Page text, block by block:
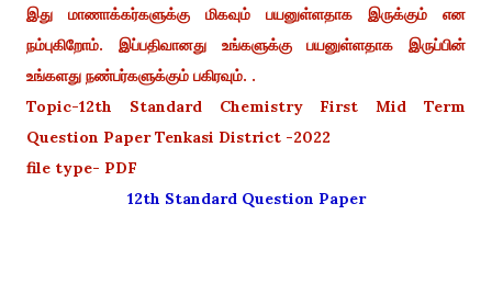
இது மாணாக்கர்களுக்கு மிகவும் பயனுள்ளதாக இருக்கும் என
நம்புகிறோம். இப்பதிவானது உங்களுக்கு பயனுள்ளதாக இருப்பின்
உங்களது நண்பர்களுக்கும் பகிரவும். .
Topic-12th Standard Chemistry First Mid Term
Question Paper Tenkasi District -2022
file type- PDF
12th Standard Question Paper